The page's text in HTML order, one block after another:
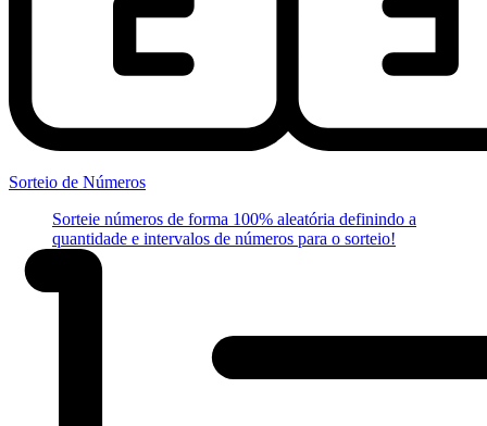
Sorteio de Números
Sorteie números de forma 100% aleatória definindo a
quantidade e intervalos de números para o sorteio!